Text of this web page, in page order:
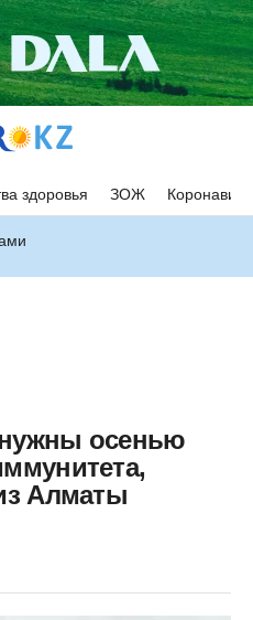
здоровья ЗОЖ
осенью
Алматы